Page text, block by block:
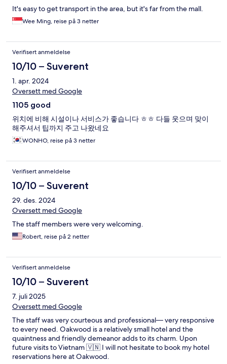
It's easy to get transport in the area, but it's far from the mall.
Wee Ming, reise på 3 netter
Verifisert anmeldelse
10/10 – Suverent
1. apr. 2024
Oversett med Google
1105 good
위치에 비해 시설이나 서비스가 좋습니다 ㅎㅎ 다들 웃으며 맞이
해주셔서 팁까지 주고 나왔네요
WONHO, reise på 3 netter
Verifisert anmeldelse
10/10 – Suverent
29. des. 2024
Oversett med Google
The staff members were very welcoming.
Robert, reise på 2 netter
Verifisert anmeldelse
10/10 – Suverent
7. juli 2025
Oversett med Google
The staff was very courteous and professional— very responsive
to every need. Oakwood is a relatively small hotel and the
quaintness and friendly demeanor adds to its charm. Upon
future visits to Vietnam 🇻🇳 I will not hesitate to book my hotel
reservations here at Oakwood.